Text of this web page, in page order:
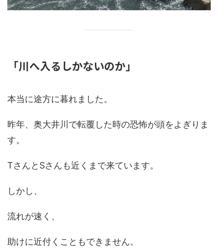
「川へ入るしかないのか」
本当に途方に暮れました。
昨年、奥大井川で転覆した時の恐怖が頭をよぎりま
す。
TさんとSさんも近くまで来ています。
しかし、
流れが速く、
助けに近付くこともできません。